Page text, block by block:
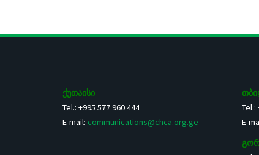
ქუთაისი
Tel.: +995 577 960 444
E-mail: communications@chca.org.ge
Tel.:
E-